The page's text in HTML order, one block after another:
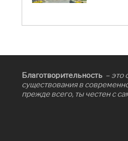
Благотворительность – это
существования в
прежде всего, ты честен с